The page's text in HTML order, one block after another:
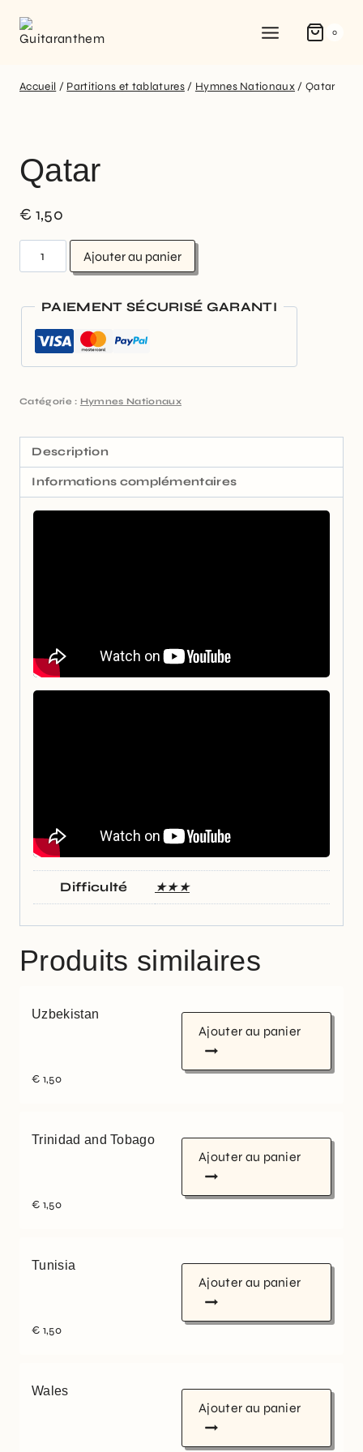
0
Accueil / Partitions et tablatures / Hymnes Nationaux / Qatar
Qatar
€ 1,50
Ajouter au panier
PAIEMENT SÉCURISÉ GARANTI
Catégorie : Hymnes Nationaux
Description
Informations complémentaires
Difficulté ★★★
Produits similaires
Uzbekistan
€ 1,50
Ajouter au panier
Trinidad and Tobago
€ 1,50
Ajouter au panier
Tunisia
€ 1,50
Ajouter au panier
Wales
Ajouter au panier